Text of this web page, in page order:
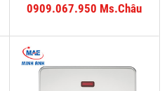
0909.067.950 Ms.Châu